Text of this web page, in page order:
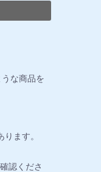
な商品を
ます。
認くださ